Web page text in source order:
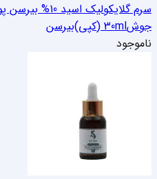
سرم گلایکولیک
جوش30ml (کپی)
بیرسن
ناموجود